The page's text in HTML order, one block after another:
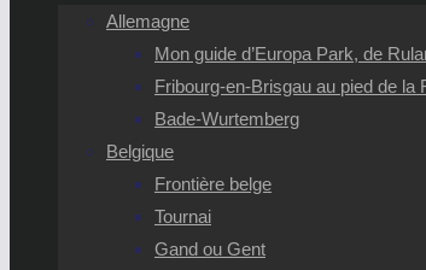
Allemagne
Mon guide d’Europa Park, de
Fribourg-en-Brisgau au pied de la
Bade-Wurtemberg
Belgique
Frontière belge
Tournai
Gand ou Gent